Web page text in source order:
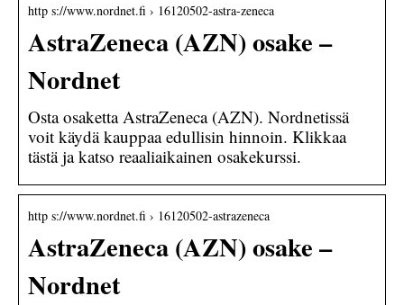
http s://www.nordnet.fi › 16120502-astra-zeneca
AstraZeneca (AZN) osake –
Nordnet
Osta osaketta AstraZeneca (AZN). Nordnetissä
voit käydä kauppaa edullisin hinnoin. Klikkaa
tästä ja katso reaaliaikainen osakekurssi.
http s://www.nordnet.fi › 16120502-astrazeneca
AstraZeneca (AZN) osake –
Nordnet